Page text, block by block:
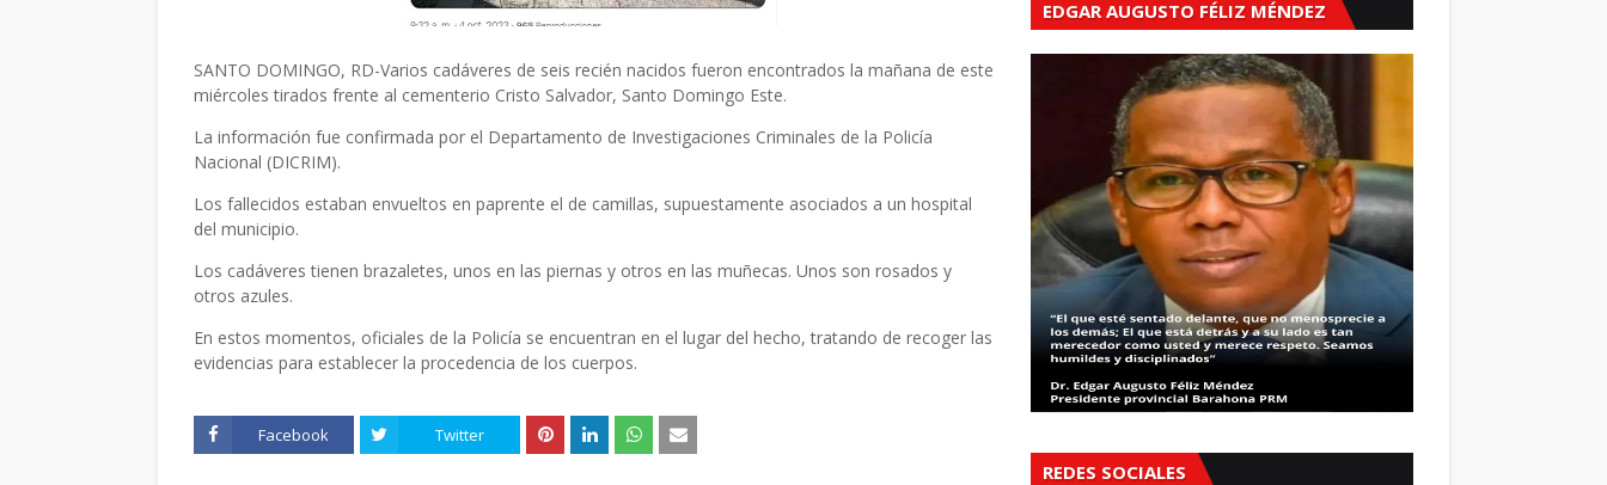
SANTO DOMINGO, RD-Varios cadáveres de seis recién nacidos fueron encontrados la mañana de este
miércoles tirados frente al cementerio Cristo Salvador, Santo Domingo Este.
La información fue confirmada por el Departamento de Investigaciones Criminales de la Policía
Nacional (DICRIM).
Los fallecidos estaban envueltos en paprente el de camillas, supuestamente asociados a un hospital
del municipio.
Los cadáveres tienen brazaletes, unos en las piernas y otros en las muñecas. Unos son rosados y
otros azules.
En estos momentos, oficiales de la Policía se encuentran en el lugar del hecho, tratando de recoger las
evidencias para establecer la procedencia de los cuerpos.
Facebook Twitter
EDGAR AUGUSTO FÉLIZ MÉNDEZ
REDES SOCIALES